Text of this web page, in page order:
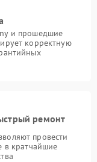
и прошедшие
корректную
ремонт
провести
в кратчайшие